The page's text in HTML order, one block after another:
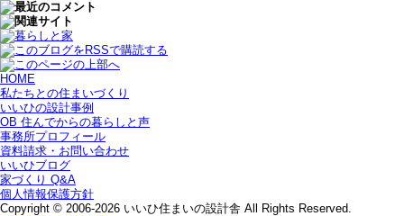
HOME
私たちとの住まいづくり
いいひの設計事例
OB 住んでからの暮らしと声
事務所プロフィール
資料請求・お問い合わせ
いいひブログ
家づくり Q&A
個人情報保護方針
Copyright © 2006-2026 いいひ住まいの設計舎 All Rights Reserved.